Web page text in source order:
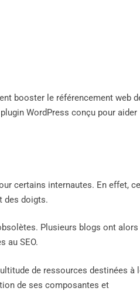
booster le référencement web
WordPress conçu pour aider
certains internautes. En effet,
des doigts.
Plusieurs blogs ont alors
au SEO.
de ressources destinées à
de ses composantes et